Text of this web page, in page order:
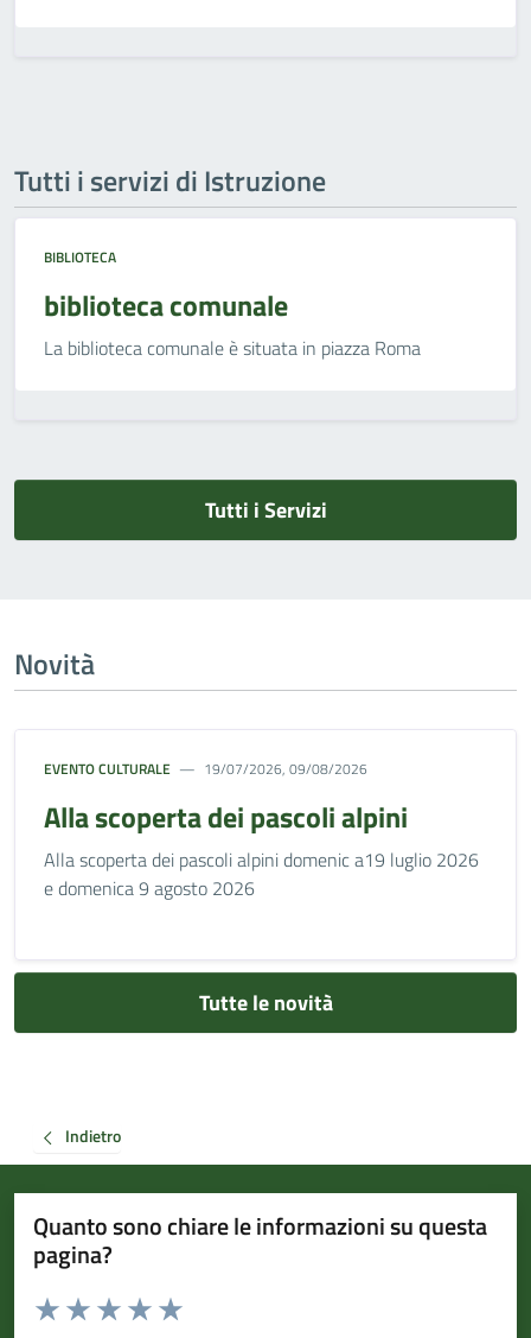
Tutti i servizi di Istruzione
BIBLIOTECA
biblioteca comunale
La biblioteca comunale è situata in piazza Roma
Tutti i Servizi
Novità
EVENTO CULTURALE 19/07/2026, 09/08/2026
Alla scoperta dei pascoli alpini
Alla scoperta dei pascoli alpini domenic a19 luglio 2026
e domenica 9 agosto 2026
Tutte le novità
Indietro
Quanto sono chiare le informazioni su questa
pagina?
Valuta da 1 a 5 stelle la pagina